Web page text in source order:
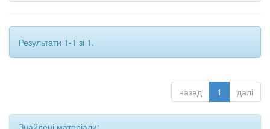
Результати 1-1 зі 1.
назад 1 далі
Знайдені матеріали: